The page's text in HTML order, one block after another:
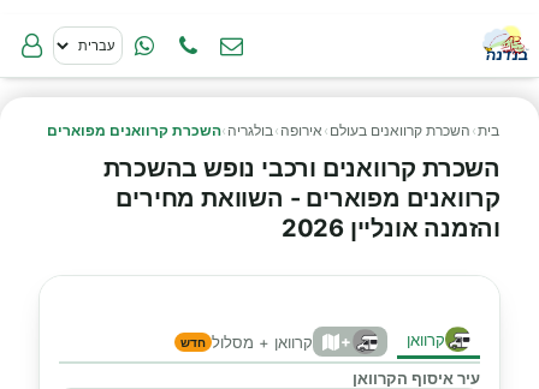
בית› השכרת קרוואנים בעולם › אירופה ›בולגריה ›השכרת קרוואנים מפוארים
השכרת קרוואנים ורכבי נופש בהשכרת
קרוואנים מפוארים - השוואת מחירים
והזמנה אונליין 2026
קרוואן + קרוואן + מסלול חדש
עיר איסוף הקרוואן